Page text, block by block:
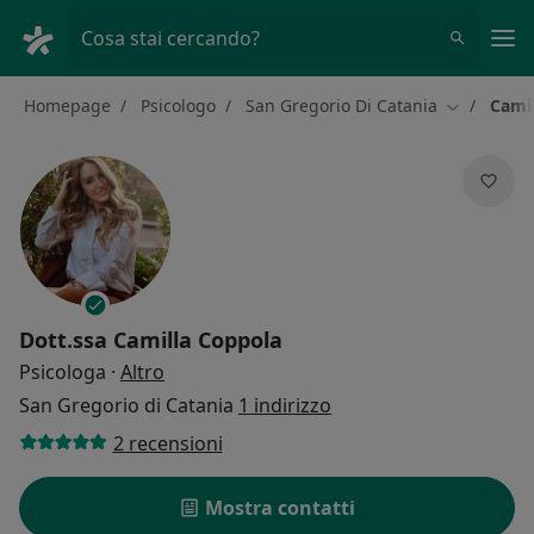
Cosa stai cercando?
Homepage Psicologo San Gregorio Di Catania Cambia
Dott.ssa Camilla Coppola
Psicologa · Altro
San Gregorio di Catania 1 indirizzo
2 recensioni
Mostra contatti